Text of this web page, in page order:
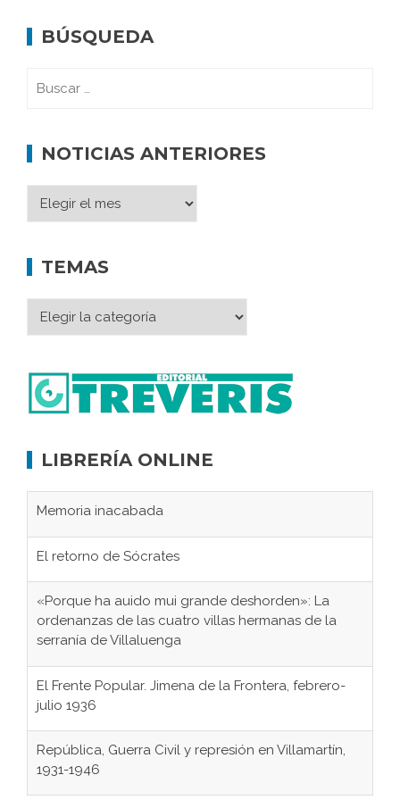
BÚSQUEDA
NOTICIAS ANTERIORES
TEMAS
LIBRERÍA ONLINE
Memoria inacabada
El retorno de Sócrates
«Porque ha auido mui grande deshorden»: La
ordenanzas de las cuatro villas hermanas de la
serranía de Villaluenga
El Frente Popular. Jimena de la Frontera, febrero-
julio 1936
República, Guerra Civil y represión en Villamartín,
1931-1946